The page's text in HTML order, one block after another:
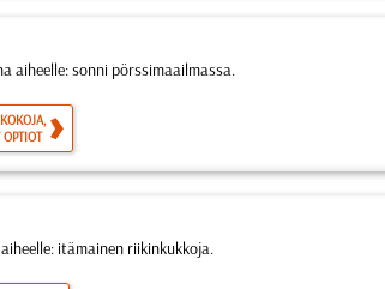
aiheelle: sonni pörssimaailmassa.
itämainen riikinkukkoja.